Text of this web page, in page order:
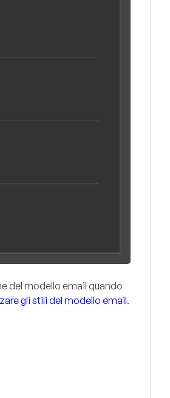
del modello email quando
gli stili del modello email.